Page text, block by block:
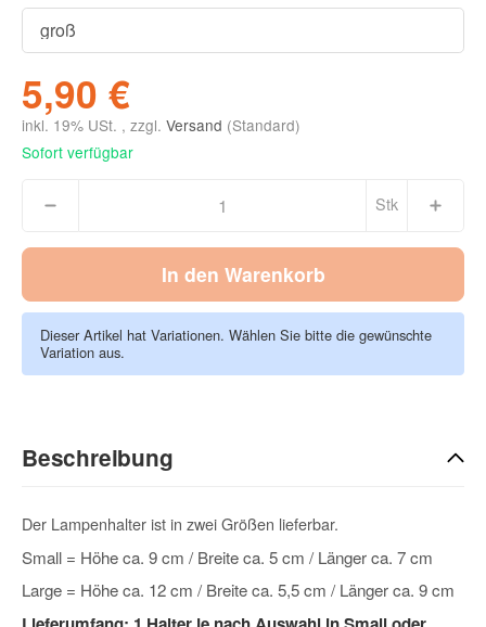
5,90 €
inkl. 19% USt. , zzgl. Versand (Standard)
Sofort verfügbar
Stk
In den Warenkorb
Dieser Artikel hat Variationen. Wählen Sie bitte die gewünschte
Variation aus.
Beschreibung
Der Lampenhalter ist in zwei Größen lieferbar.
Small = Höhe ca. 9 cm / Breite ca. 5 cm / Länger ca. 7 cm
Large = Höhe ca. 12 cm / Breite ca. 5,5 cm / Länger ca. 9 cm